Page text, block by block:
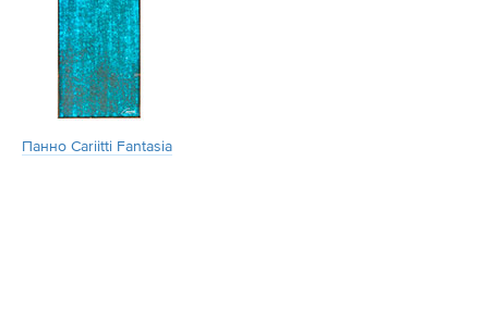
Панно Cariitti Fantasia